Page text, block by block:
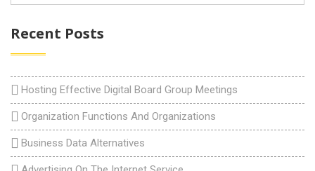
Recent Posts
Hosting Effective Digital Board Group Meetings
Organization Functions And Organizations
Business Data Alternatives